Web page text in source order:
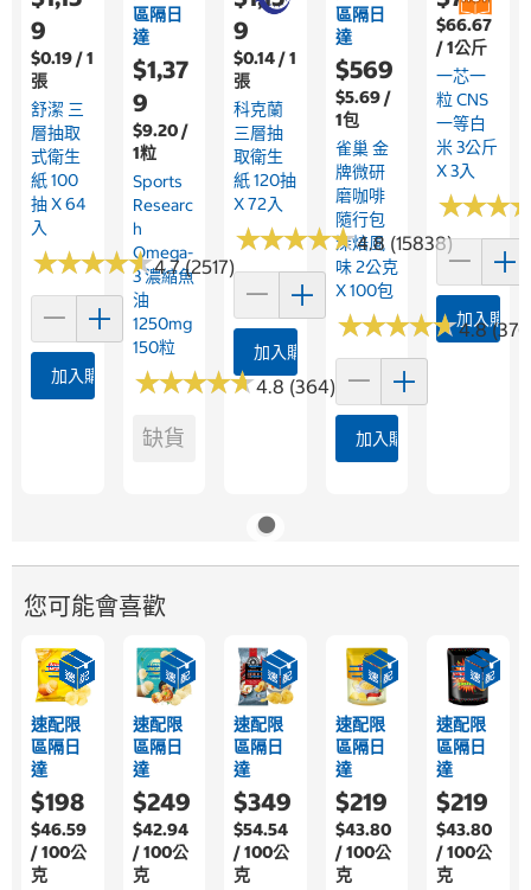
9
$0.19 / 1
張
舒潔 三
層抽取
式衛生
紙 100
抽 X 64
入
★★★★★
★★★★★4.7 (2517)
加入購物車
區隔日
達
$1,37
9
$9.20 /
1粒
Sports
Researc
H
Omega-
3 濃縮魚
油
1250mg
150粒
★★★★★
★★★★★4.8 (364)
缺貨
9
$0.14 / 1
張
科克蘭
三層抽
取衛生
紙 120抽
X 72入
★★★★★
★★★★★4.8 (15838)
加入購物車
區隔日
達
$569
$5.69 /
1包
雀巢 金
牌微研
磨咖啡
隨行包
深焙風
味 2公克
X 100包
★★★★★
★★★★★4.8
加入購物車
$66.67
/ 1公斤
一芯一
粒 CNS
一等白
米 3公斤
X 3入
★★★
★★★
加入購物
您可能會喜歡
速配限
區隔日
達
$198
$46.59
/ 100公
克
速配限
區隔日
達
$249
$42.94
/ 100公
克
速配限
區隔日
達
$349
$54.54
/ 100公
克
速配限
區隔日
達
$219
$43.80
/ 100公
克
速配限
區隔日
達
$219
$43.80
/ 100公
克